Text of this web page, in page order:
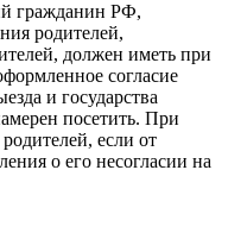
гражданин РФ,
родителей,
должен иметь при
согласие
и государства
посетить. При
если от
о его несогласии на